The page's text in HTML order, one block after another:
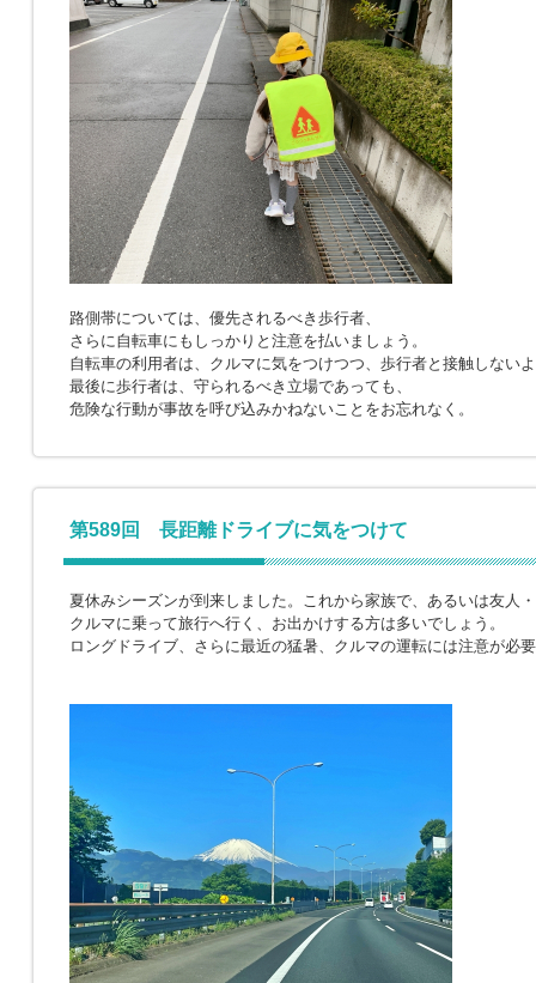
路側帯については、優先されるべき歩行者、
さらに自転車にもしっかりと注意を払いましょう。
自転車の利用者は、クルマに気をつけつつ、歩行者と接触しない
最後に歩行者は、守られるべき立場であっても、
危険な行動が事故を呼び込みかねないことをお忘れなく。
第589回 長距離ドライブに気をつけて
夏休みシーズンが到来しました。これから家族で、あるいは友人
クルマに乗って旅行へ行く、お出かけする方は多いでしょう。
ロングドライブ、さらに最近の猛暑、クルマの運転には注意が必